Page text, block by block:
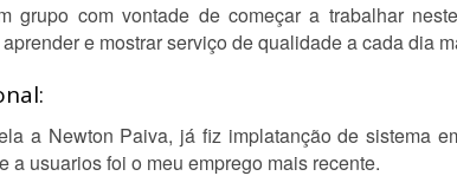
grupo com vontade de começar a trabalhar
e mostrar serviço de qualidade a cada dia
a Newton Paiva, já fiz implatanção de sistema
a usuarios foi o meu emprego mais recente.